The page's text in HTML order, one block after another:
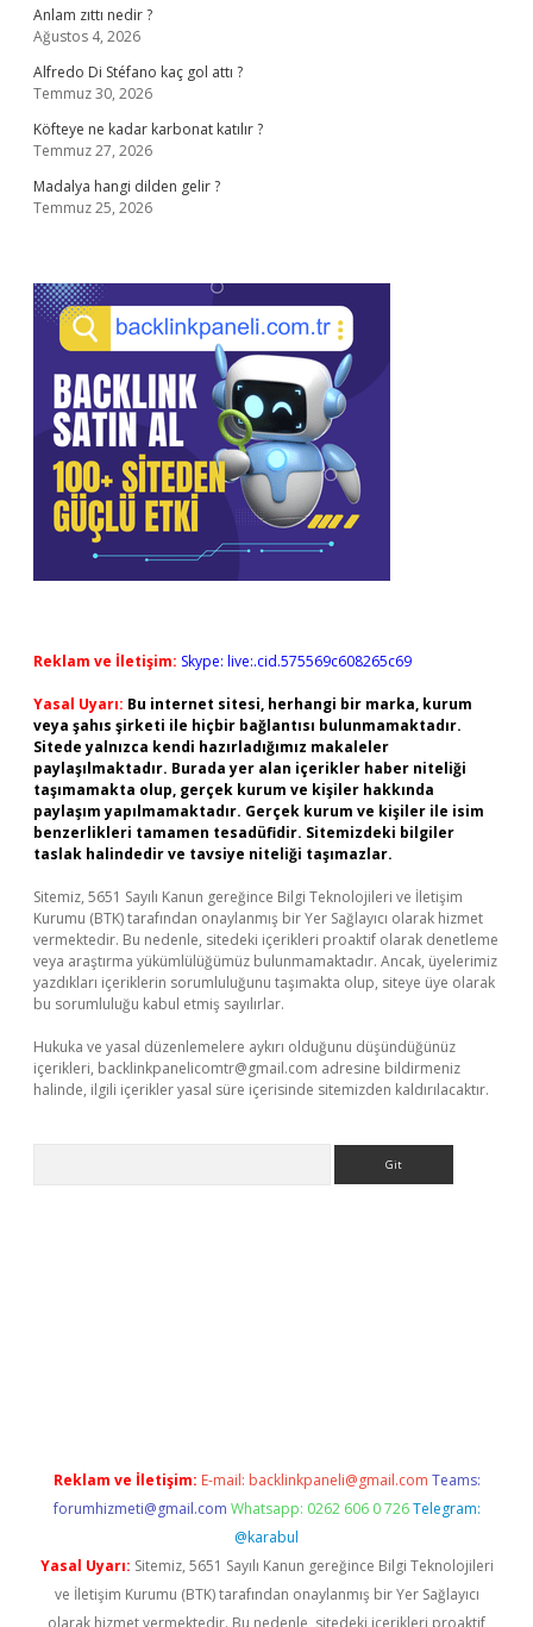
Anlam zıttı nedir ?
Ağustos 4, 2026
Alfredo Di Stéfano kaç gol attı ?
Temmuz 30, 2026
Köfteye ne kadar karbonat katılır ?
Temmuz 27, 2026
Madalya hangi dilden gelir ?
Temmuz 25, 2026
Reklam ve İletişim: Skype: live:.cid.575569c608265c69
Yasal Uyarı: Bu internet sitesi, herhangi bir marka, kurum
veya şahıs şirketi ile hiçbir bağlantısı bulunmamaktadır.
Sitede yalnızca kendi hazırladığımız makaleler
paylaşılmaktadır. Burada yer alan içerikler haber niteliği
taşımamakta olup, gerçek kurum ve kişiler hakkında
paylaşım yapılmamaktadır. Gerçek kurum ve kişiler ile isim
benzerlikleri tamamen tesadüfidir. Sitemizdeki bilgiler
taslak halindedir ve tavsiye niteliği taşımazlar.
Sitemiz, 5651 Sayılı Kanun gereğince Bilgi Teknolojileri ve İletişim
Kurumu (BTK) tarafından onaylanmış bir Yer Sağlayıcı olarak hizmet
vermektedir. Bu nedenle, sitedeki içerikleri proaktif olarak denetleme
veya araştırma yükümlülüğümüz bulunmamaktadır. Ancak, üyelerimiz
yazdıkları içeriklerin sorumluluğunu taşımakta olup, siteye üye olarak
bu sorumluluğu kabul etmiş sayılırlar.
Hukuka ve yasal düzenlemelere aykırı olduğunu düşündüğünüz
içerikleri, backlinkpanelicomtr@gmail.com adresine bildirmeniz
halinde, ilgili içerikler yasal süre içerisinde sitemizden kaldırılacaktır.
Reklam ve İletişim: E-mail: backlinkpaneli@gmail.com Teams:
forumhizmeti@gmail.com Whatsapp: 0262 606 0 726 Telegram:
@karabul
Yasal Uyarı: Sitemiz, 5651 Sayılı Kanun gereğince Bilgi Teknolojileri
ve İletişim Kurumu (BTK) tarafından onaylanmış bir Yer Sağlayıcı
olarak hizmet vermektedir. Bu nedenle, sitedeki içerikleri proaktif